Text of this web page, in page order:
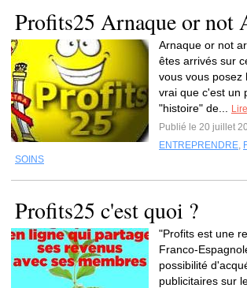
Profits25 Arnaque or not
Arnaque or not
êtes arrivés sur
vous vous posez
vrai que c'est un
"histoire" de...
Publié le 20 juillet
ENTREPRENDRE,
SOINS
Profits25 c'est quoi ?
"Profits est une
Franco-
possibilité
publicitaires sur